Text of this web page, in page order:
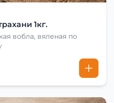
1кг.
вобла, вяленая по